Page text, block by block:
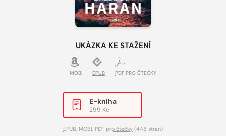
UKÁZKA KE STAŽENÍ
MOBI EPUB PDF PRO ČTEČKY
E-kniha
299 Kč
EPUB MOBI PDF pro čtečky (448 stran)